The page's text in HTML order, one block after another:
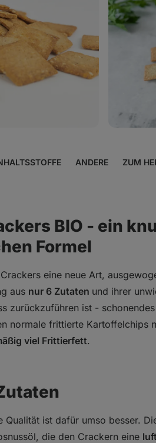
ANDERE ZUM
BIO - ein
Formel
eine neue Art,
aus nur 6 Zutaten und ihrer
zurückzuführen ist -
normale frittierte Kartoffelchips
viel Frittierfett.
ist dafür umso besser.
die den Crackern eine